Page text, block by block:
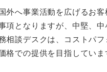
外へ事業活動を広げるお
項となりますが、中堅、
相談デスクは、コストパ
格での提供を目指していま